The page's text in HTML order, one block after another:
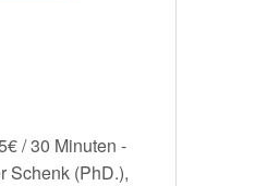
/ 30 Minuten -
Schenk (PhD.),